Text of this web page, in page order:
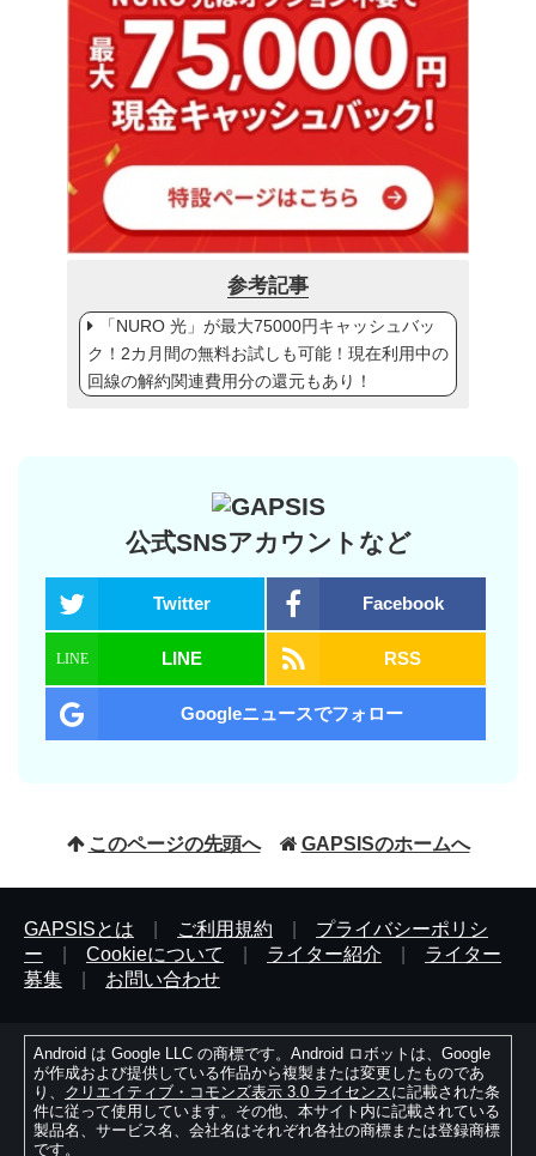
参考記事
「NURO 光」が最大75000円キャッシュバッ
ク！2カ月間の無料お試しも可能！現在利用中の
回線の解約関連費用分の還元もあり！
公式SNSアカウントなど
Twitter Facebook
LINE RSS
Googleニュースでフォロー
このページの先頭へ GAPSISのホームへ
GAPSISとは ご利用規約
プライバシーポリシ
ー
Cookieについて ライター紹介
ライター
募集
お問い合わせ
Android は Google LLC の商標です。Android ロボットは、Google
が作成および提供している作品から複製または変更したものであ
り、 クリエイティブ・コモンズ表示 3.0 ライセンスに記載された条
件に従って使用しています。その他、本サイト内に記載されている
製品名、サービス名、会社名はそれぞれ各社の商標または登録商標
です。